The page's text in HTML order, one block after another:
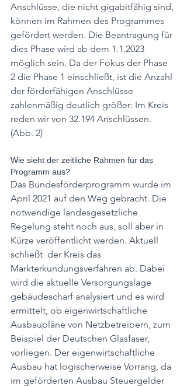
Anschlüsse, die nicht gigabitfähig sind,
können im Rahmen des Programmes
gefördert werden. Die Beantragung für
dies Phase wird ab dem 1.1.2023
möglich sein. Da der Fokus der Phase
2 die Phase 1 einschließt, ist die Anzahl
der förderfähigen Anschlüsse
zahlenmäßig deutlich größer: Im Kreis
reden wir von 32.194 Anschlüssen.
(Abb. 2)
Wie sieht der zeitliche Rahmen für das
Programm aus?
Das Bundesförderprogramm wurde im
April 2021 auf den Weg gebracht. Die
notwendige landesgesetzliche
Regelung steht noch aus, soll aber in
Kürze veröffentlicht werden. Aktuell
schließt  der Kreis das
Markterkundungsverfahren ab. Dabei
wird die aktuelle Versorgungslage
gebäudescharf analysiert und es wird
ermittelt, ob eigenwirtschaftliche
Ausbaupläne von Netzbetreibern, zum
Beispiel der Deutschen Glasfaser,
vorliegen. Der eigenwirtschaftliche
Ausbau hat logischerweise Vorrang, da
im geförderten Ausbau Steuergelder